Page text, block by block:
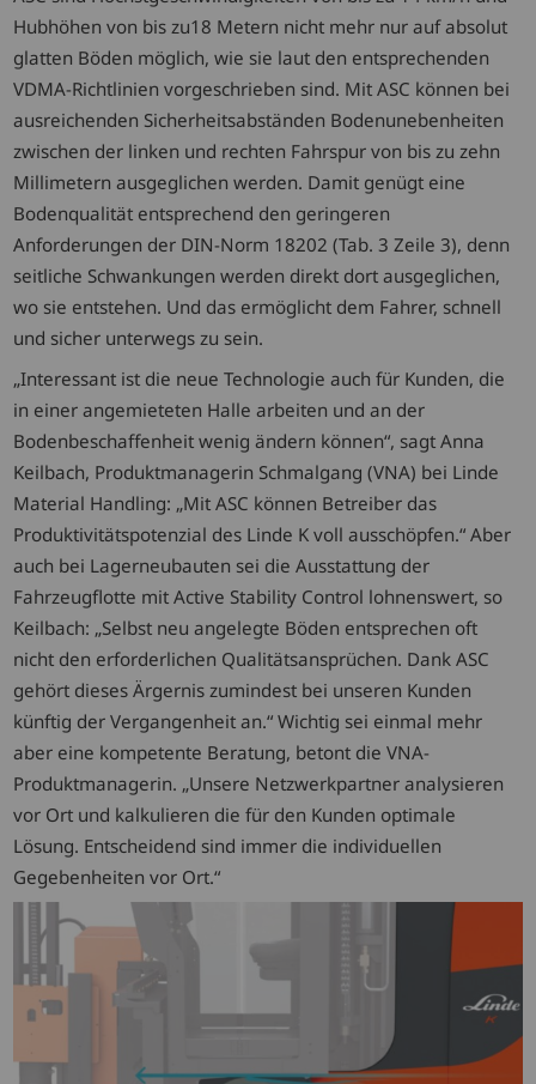
Hubhöhen von bis zu18 Metern nicht mehr nur auf absolut
glatten Böden möglich, wie sie laut den entsprechenden
VDMA-Richtlinien vorgeschrieben sind. Mit ASC können bei
ausreichenden Sicherheitsabständen Bodenunebenheiten
zwischen der linken und rechten Fahrspur von bis zu zehn
Millimetern ausgeglichen werden. Damit genügt eine
Bodenqualität entsprechend den geringeren
Anforderungen der DIN-Norm 18202 (Tab. 3 Zeile 3), denn
seitliche Schwankungen werden direkt dort ausgeglichen,
wo sie entstehen. Und das ermöglicht dem Fahrer, schnell
und sicher unterwegs zu sein.
„Interessant ist die neue Technologie auch für Kunden, die
in einer angemieteten Halle arbeiten und an der
Bodenbeschaffenheit wenig ändern können“, sagt Anna
Keilbach, Produktmanagerin Schmalgang (VNA) bei Linde
Material Handling: „Mit ASC können Betreiber das
Produktivitätspotenzial des Linde K voll ausschöpfen.“ Aber
auch bei Lagerneubauten sei die Ausstattung der
Fahrzeugflotte mit Active Stability Control lohnenswert, so
Keilbach: „Selbst neu angelegte Böden entsprechen oft
nicht den erforderlichen Qualitätsansprüchen. Dank ASC
gehört dieses Ärgernis zumindest bei unseren Kunden
künftig der Vergangenheit an.“ Wichtig sei einmal mehr
aber eine kompetente Beratung, betont die VNA-
Produktmanagerin. „Unsere Netzwerkpartner analysieren
vor Ort und kalkulieren die für den Kunden optimale
Lösung. Entscheidend sind immer die individuellen
Gegebenheiten vor Ort.“